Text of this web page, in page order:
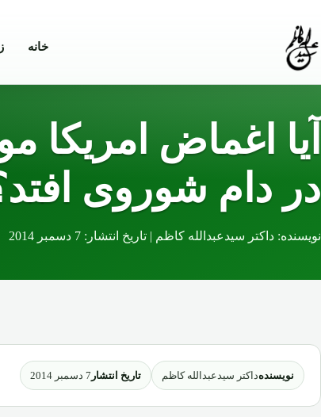
آیا اغماض امریکا
در دام شوروی
نویسنده: داکتر سیدعبدالله کاظم | تاریخ انتشار: 7 دسمبر 2014